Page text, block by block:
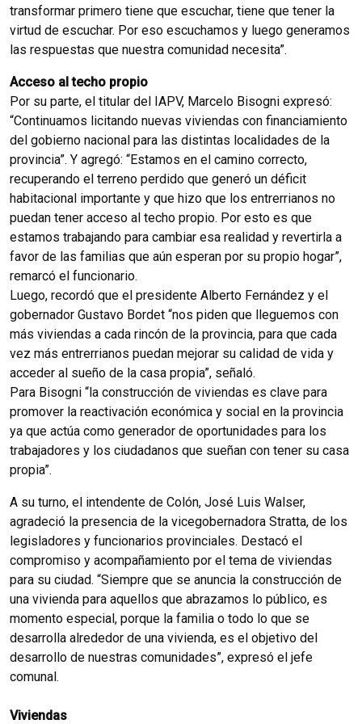
transformar primero tiene que escuchar, tiene que tener la
virtud de escuchar. Por eso escuchamos y luego generamos
las respuestas que nuestra comunidad necesita”.
Acceso al techo propio
Por su parte, el titular del IAPV, Marcelo Bisogni expresó:
“Continuamos licitando nuevas viviendas con financiamiento
del gobierno nacional para las distintas localidades de la
provincia”. Y agregó: “Estamos en el camino correcto,
recuperando el terreno perdido que generó un déficit
habitacional importante y que hizo que los entrerrianos no
puedan tener acceso al techo propio. Por esto es que
estamos trabajando para cambiar esa realidad y revertirla a
favor de las familias que aún esperan por su propio hogar”,
remarcó el funcionario.
Luego, recordó que el presidente Alberto Fernández y el
gobernador Gustavo Bordet “nos piden que lleguemos con
más viviendas a cada rincón de la provincia, para que cada
vez más entrerrianos puedan mejorar su calidad de vida y
acceder al sueño de la casa propia”, señaló.
Para Bisogni “la construcción de viviendas es clave para
promover la reactivación económica y social en la provincia
ya que actúa como generador de oportunidades para los
trabajadores y los ciudadanos que sueñan con tener su casa
propia”.
A su turno, el intendente de Colón, José Luis Walser,
agradeció la presencia de la vicegobernadora Stratta, de los
legisladores y funcionarios provinciales. Destacó el
compromiso y acompañamiento por el tema de viviendas
para su ciudad. “Siempre que se anuncia la construcción de
una vivienda para aquellos que abrazamos lo público, es
momento especial, porque la familia o todo lo que se
desarrolla alrededor de una vivienda, es el objetivo del
desarrollo de nuestras comunidades”, expresó el jefe
comunal.
Viviendas